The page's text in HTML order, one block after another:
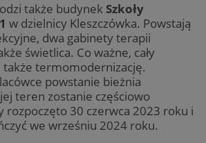
także budynek Szkoły
w dzielnicy Kleszczówka. Powstają
dwa gabinety terapii
świetlica. Co ważne, cały
termomodernizację.
powstanie bieżnia
teren zostanie częściowo
rozpoczęto 30 czerwca 2023 roku i
we wrześniu 2024 roku.